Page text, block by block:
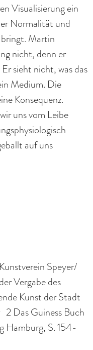
Visualisierung ein
Normalität und
Martin
nicht, denn er
sieht nicht, was das
Medium. Die
Konsequenz.
uns vom Leibe
auf uns
Speyer/
Vergabe des
Kunst der Stadt
2 Das Guiness Buch
Hamburg, S. 154-